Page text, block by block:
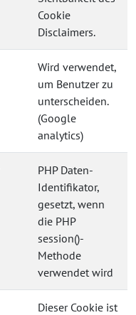
Cookie
Disclaimers.
Wird verwendet,
um Benutzer zu
unterscheiden.
(Google
analytics)
PHP Daten-
Identifikator,
gesetzt, wenn
die PHP
session()-
Methode
verwendet wird
Dieser Cookie ist